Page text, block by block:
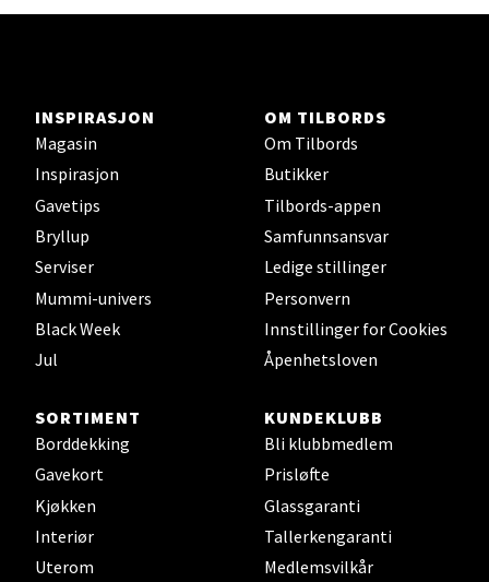
INSPIRASJON
Magasin
Inspirasjon
Gavetips
Bryllup
Serviser
Mummi-univers
Black Week
Jul
OM TILBORDS
Om Tilbords
Butikker
Tilbords-appen
Samfunnsansvar
Ledige stillinger
Personvern
Innstillinger for Cookies
Åpenhetsloven
SORTIMENT
Borddekking
Gavekort
Kjøkken
Interiør
Uterom
KUNDEKLUBB
Bli klubbmedlem
Prisløfte
Glassgaranti
Tallerkengaranti
Medlemsvilkår
Ski Storsenter, Jernbanesvingen 6, 1400 Ski
Åpent i dag 10-21
0 i butikk
Sortland - Sortland Storsenter
Åpent i dag 10-19
Velg